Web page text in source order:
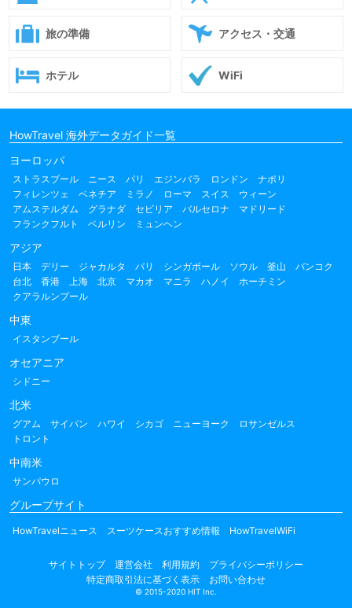
旅の準備 アクセス・交通
ホテル WiFi
HowTravel 海外データガイド一覧
ヨーロッパ
ストラスブール ニース パリ エジンバラ ロンドン
ナポリ
フィレンツェ
ベネチア ミラノ ローマ スイス
ウィーン
アムステルダム
グラナダ セビリア バルセロナ
マドリード
フランクフルト
ベルリン ミュンヘン
アジア
日本 デリー ジャカルタ バリ シンガポール ソウル 釜山
バンコク
台北
香港 上海 北京 マカオ マニラ ハノイ
ホーチミン
クアラルンプール
中東
イスタンブール
オセアニア
シドニー
北米
グアム サイパン ハワイ シカゴ ニューヨーク
ロサンゼルス
トロント
中南米
サンパウロ
グループサイト
HowTravelニュース スーツケースおすすめ情報 HowTravelWiFi
サイトトップ 運営会社 利用規約
プライバシーポリシー
特定商取引法に基づく表示
お問い合わせ
© 2015-2020 HIT Inc.